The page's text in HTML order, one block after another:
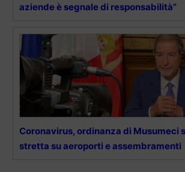
aziende è segnale di responsabilità”
Coronavirus, ordinanza di Musumeci
stretta su aeroporti e assembramenti